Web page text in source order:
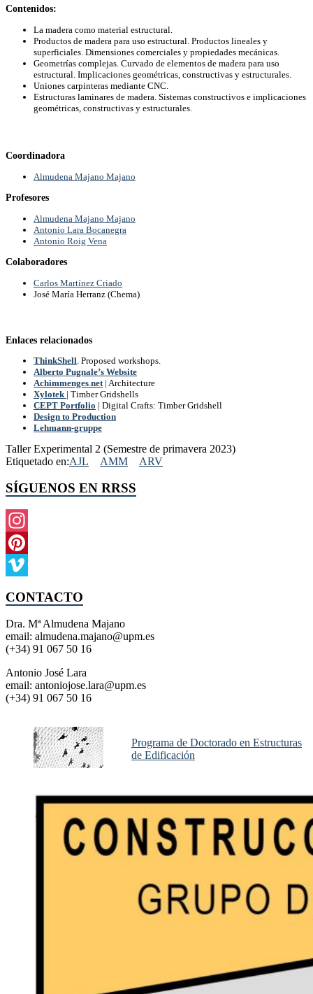
Contenidos:
La madera como material estructural.
Productos de madera para uso estructural. Productos lineales y
superficiales. Dimensiones comerciales y propiedades mecánicas.
Geometrías complejas. Curvado de elementos de madera para uso
estructural. Implicaciones geométricas, constructivas y estructurales.
Uniones carpinteras mediante CNC.
Estructuras laminares de madera. Sistemas constructivos e implicaciones
geométricas, constructivas y estructurales.
Coordinadora
Almudena Majano Majano
Profesores
Almudena Majano Majano
Antonio Lara Bocanegra
Antonio Roig Vena
Colaboradores
Carlos Martínez Criado
José María Herranz (Chema)
Enlaces relacionados
ThinkShell . Proposed workshops.
Alberto Pugnale’s Website
Achimmenges net | Architecture
Xylotek | Timber Gridshells
CEPT Portfolio | Digital Crafts: Timber Gridshell
Design to Production
Lehmann-gruppe
Taller Experimental 2 (Semestre de primavera 2023)
Etiquetado en:AJL AMM ARV
SÍGUENOS EN RRSS
Instagram
Pinterest
CONTACTO
Dra. Mª Almudena Majano
email: almudena.majano@upm.es
(+34) 91 067 50 16
Antonio José Lara
email: antoniojose.lara@upm.es
(+34) 91 067 50 16
Programa de Doctorado en Estructuras
de Edificación